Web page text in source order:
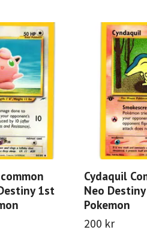
1st
Cydaquil
Neo
Pokemon
200 kr